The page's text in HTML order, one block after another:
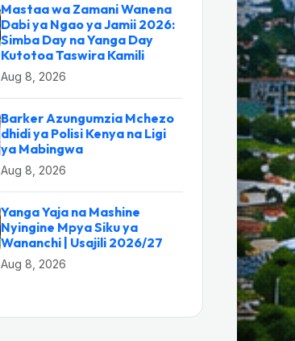
Mastaa wa Zamani Wanena
Dabi ya Ngao ya Jamii 2026:
Simba Day na Yanga Day
Kutotoa Taswira Kamili
Aug 8, 2026
Barker Azungumzia Mchezo
dhidi ya Polisi Kenya na Ligi
ya Mabingwa
Aug 8, 2026
Yanga Yaja na Mashine
Nyingine Mpya Siku ya
Wananchi | Usajili 2026/27
Aug 8, 2026